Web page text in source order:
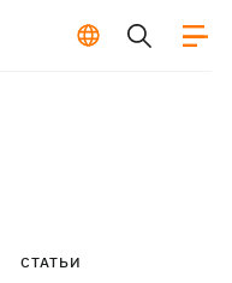
СТАТЬИ